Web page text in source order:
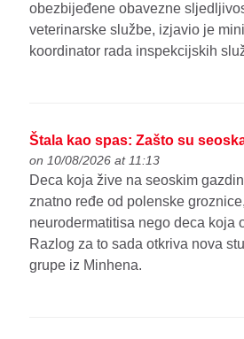
obezbijeđene obavezne
veterinarske službe, izjavio je
koordinator rada inspekcijskih
Štala kao spas: Zašto su
on 10/08/2026 at 11:13
Deca koja žive na seoskim
znatno ređe od polenske
neurodermatitisa nego deca koja
Razlog za to sada otkriva nova
grupe iz Minhena.